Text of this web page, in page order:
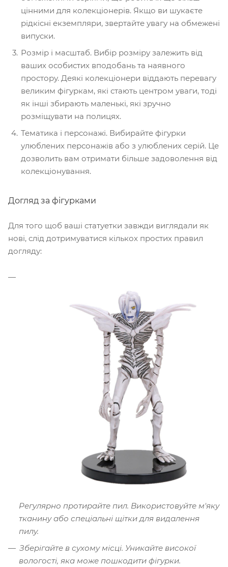
цінними для колекціонерів. Якщо ви шукаєте
рідкісні екземпляри, звертайте увагу на обмежені
випуски.
Розмір і масштаб. Вибір розміру залежить від
ваших особистих вподобань та наявного
простору. Деякі колекціонери віддають перевагу
великим фігуркам, які стають центром уваги, тоді
як інші збирають маленькі, які зручно
розміщувати на полицях.
Тематика і персонажі. Вибирайте фігурки
улюблених персонажів або з улюблених серій. Це
дозволить вам отримати більше задоволення від
колекціонування.
Догляд за фігурками
Для того щоб ваші статуетки завжди виглядали як
нові, слід дотримуватися кількох простих правил
догляду:
Регулярно протирайте пил. Використовуйте м'яку
тканину або спеціальні щітки для видалення
пилу.
Зберігайте в сухому місці. Уникайте високої
вологості, яка може пошкодити фігурки.